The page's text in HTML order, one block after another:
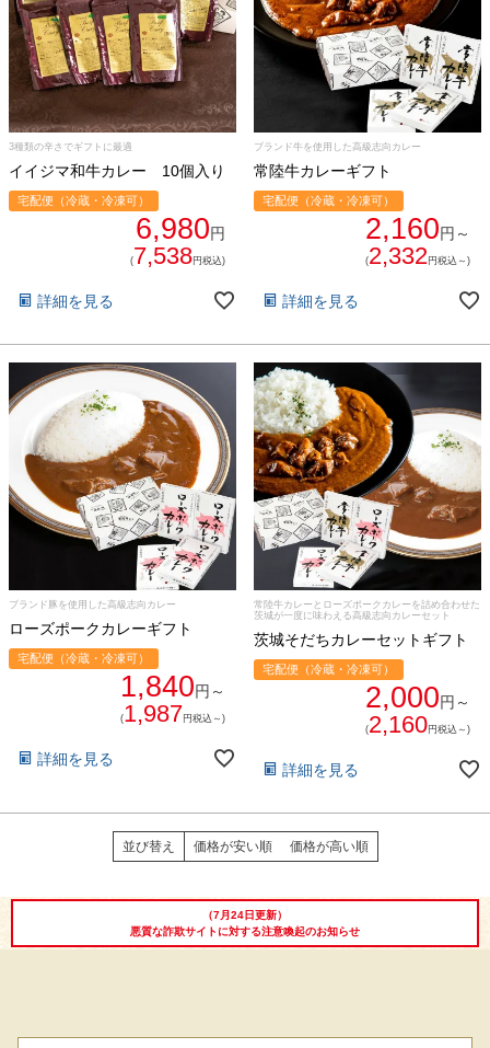
3種類の辛さでギフトに最適
イイジマ和牛カレー 10個入り
宅配便（冷蔵・冷凍可）
6,980円
(7,538円税込)
詳細を見る
ブランド牛を使用した高級志向カレー
常陸牛カレーギフト
宅配便（冷蔵・冷凍可）
2,160円～
(2,332 円税込～)
詳細を見る
ブランド豚を使用した高級志向カレー
ローズポークカレーギフト
宅配便（冷蔵・冷凍可）
1,840円～
(1,987円税込～)
詳細を見る
常陸牛カレーとローズポークカレーを詰め合わせた
茨城が一度に味わえる高級志向カレーセット
茨城そだちカレーセットギフト
宅配便（冷蔵・冷凍可）
2,000円～
(2,160円税込～)
詳細を見る
並び替え 価格が安い順 価格が高い順
（7月24日更新）
悪質な詐欺サイトに対する注意喚起のお知らせ